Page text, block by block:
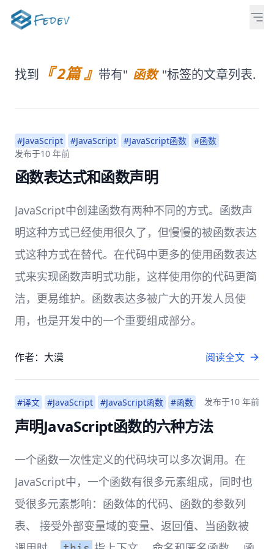
找到 『 2篇 』 带有" 函数 "标签的文章列表.
#JavaScript #JavaScript #JavaScript函数
#函数
发布于10 年前
函数表达式和函数声明
JavaScript中创建函数有两种不同的方式。函数声
明这种方式已经使用很久了，但慢慢的被函数表达
式这种方式在替代。在代码中更多的使用函数表达
式来实现函数声明式功能，这样使用你的代码更简
洁，更易维护。函数表达多被广大的开发人员使
用，也是开发中的一个重要组成部分。
作者：大漠 阅读全文
#译文 #JavaScript #JavaScript函数 #函数 发布于10 年前
声明JavaScript函数的六种方法
一个函数一次性定义的代码块可以多次调用。在
JavaScript中，一个函数有很多元素组成，同时也
受很多元素影响：函数体的代码、函数的参数列
表、 接受外部变量域的变量、返回值、当函数被